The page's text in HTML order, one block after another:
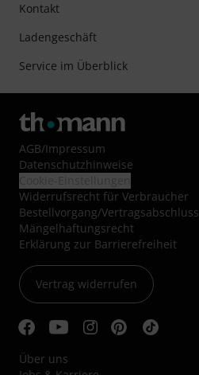
Kontakt
Ladengeschäft
Service im Überblick
AGB/Impressum
Datenschutzhinweise
Widerrufsrecht für Verbraucher
Bestellvorgang/Vertragsabschluss
Mängelhaftungsrecht
Erklärung zur Barrierefreiheit
Vertrag widerrufen
Über uns